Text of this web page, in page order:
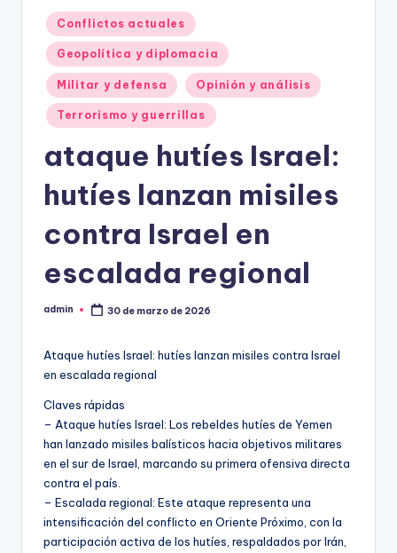
Publicado
en
Conflictos actuales
Geopolítica y diplomacia
Militar y defensa Opinión y análisis
Terrorismo y guerrillas
ataque hutíes Israel:
hutíes lanzan misiles
contra Israel en
escalada regional
Publicado
admin 30 de marzo de 2026
Ataque hutíes Israel: hutíes lanzan misiles contra Israel
en escalada regional
Claves rápidas
– Ataque hutíes Israel: Los rebeldes hutíes de Yemen
han lanzado misiles balísticos hacia objetivos militares
en el sur de Israel, marcando su primera ofensiva directa
contra el país.
– Escalada regional: Este ataque representa una
intensificación del conflicto en Oriente Próximo, con la
participación activa de los hutíes, respaldados por Irán,